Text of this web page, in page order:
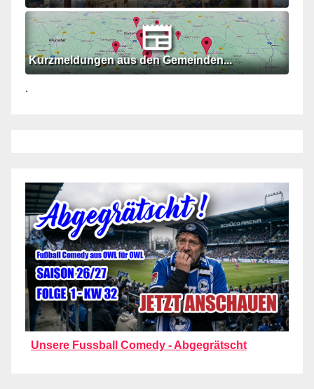
Kurzmeldungen aus den Gemeinden...
.
Unsere Fussball Comedy - Abgegrätscht